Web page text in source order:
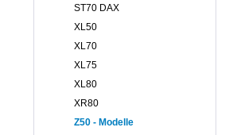
ST70 DAX
XL50
XL70
XL75
XL80
XR80
Z50 - Modelle